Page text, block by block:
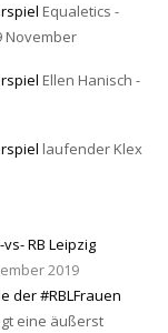
Equaletics -
November
Ellen Hanisch -
laufender Klex
2019
der #RBLFrauen
eine äußerst